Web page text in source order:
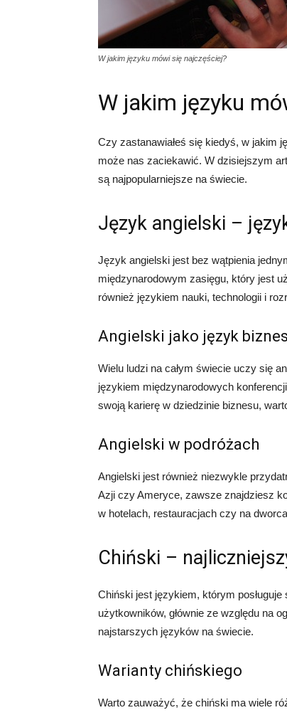
W jakim języku mówi się najczęściej?
W jakim języku
Czy zastanawiałeś się kiedyś, w jakim
może nas zaciekawić. W dzisiejszym
są najpopularniejsze na świecie.
Język angielski –
Język angielski jest bez wątpienia
międzynarodowym zasięgu, który jest
również językiem nauki, technologii i
Angielski jako język
Wielu ludzi na całym świecie uczy się
językiem międzynarodowych
swoją karierę w dziedzinie biznesu,
Angielski w podróżach
Angielski jest również niezwykle
Azji czy Ameryce, zawsze znajdziesz
w hotelach, restauracjach czy na
Chiński –
Chiński jest językiem, którym
użytkowników, głównie ze względu na
najstarszych języków na świecie.
Warianty chińskiego
Warto zauważyć, że chiński ma wiele